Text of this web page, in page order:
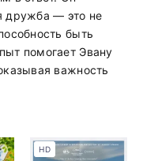
дружба — это не
быть
помогает Эвану
важность
HD